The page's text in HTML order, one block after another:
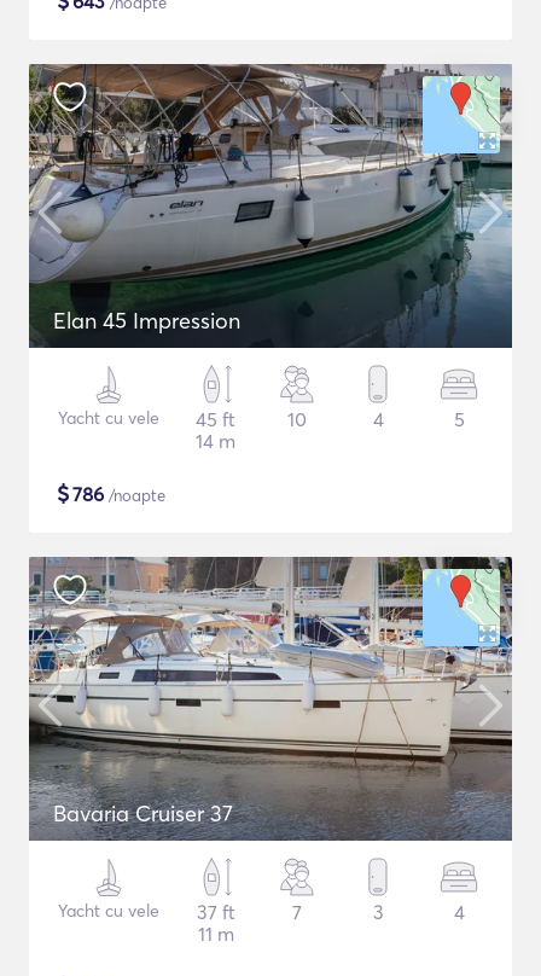
Elan 45 Impression
Yacht cu vele
45 ft
14 m
10 4 5
$786 /noapte
Bavaria Cruiser 37
Yacht cu vele
37 ft
11 m
7 3 4